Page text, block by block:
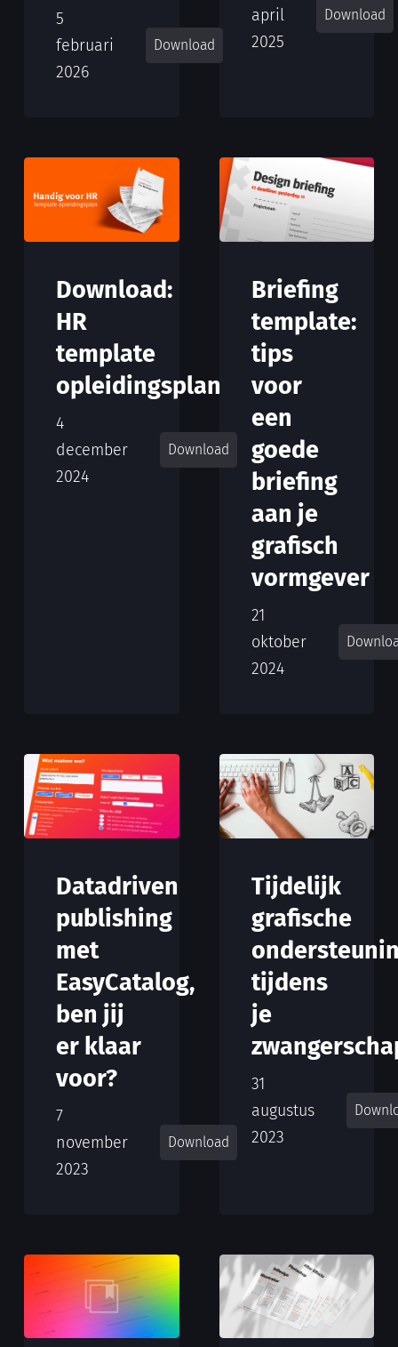
5
februari
2026
Download
april
2025
Download
Download:
HR
template
opleidingsplan
4
december
2024
Download
Briefing
template:
tips
voor
een
goede
briefing
aan je
grafisch
vormgever
21
oktober
2024
Datadriven
publishing
met
EasyCatalog,
ben jij
er klaar
voor?
7
november
2023
Download
Tijdelijk
grafische
tijdens
je
31
augustus
2023